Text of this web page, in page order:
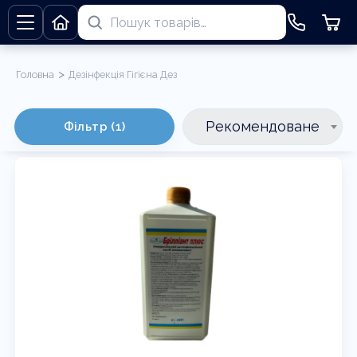
Головна > Дезінфекція Гігієна Дез
Фільтр (1) Рекомендоване